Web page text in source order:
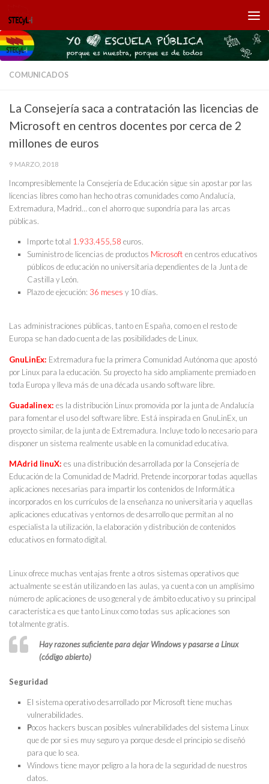
Saltar al contenido
COMUNICADOS
La Consejería saca a contratación las licencias de
Microsoft en centros docentes por cerca de 2
millones de euros
9 MARZO, 2018
Incompresiblemente la Consejería de Educación sigue sin apostar por las
licencias libres como han hecho otras comunidades como Andalucía,
Extremadura, Madrid… con el ahorro que supondría para las arcas
públicas.
Importe total 1.933.455,58 euros.
Suministro de licencias de productos Microsoft en centros educativos
públicos de educación no universitaria dependientes de la Junta de
Castilla y León.
Plazo de ejecución: 36 meses y 10 días.
Las administraciones públicas, tanto en España, como en el resto de
Europa se han dado cuenta de las posibilidades de Linux.
GnuLinEx: Extremadura fue la primera Comunidad Autónoma que apostó
por Linux para la educación. Su proyecto ha sido ampliamente premiado en
toda Europa y lleva más de una década usando software libre.
Guadalinex: es la distribución Linux promovida por la junta de Andalucía
para fomentar el uso del software libre. Está inspirada en GnuLinEx, un
proyecto similar, de la junta de Extremadura. Incluye todo lo necesario para
disponer un sistema realmente usable en la comunidad educativa.
MAdrid linuX: es una distribución desarrollada por la Consejería de
Educación de la Comunidad de Madrid. Pretende incorporar todas aquellas
aplicaciones necesarias para impartir los contenidos de Informática
incorporados en los currículos de la enseñanza no universitaria y aquellas
aplicaciones educativas y entornos de desarrollo que permitan al no
especialista la utilización, la elaboración y distribución de contenidos
educativos en formato digital.
Linux ofrece muchas ventajas frente a otros sistemas operativos que
actualmente se están utilizando en las aulas, ya cuenta con un amplísimo
número de aplicaciones de uso general y de ámbito educativo y su principal
característica es que tanto Linux como todas sus aplicaciones son
totalmente gratis.
Hay razones suficiente para dejar Windows y pasarse a Linux
(código abierto)
Seguridad
El sistema operativo desarrollado por Microsoft tiene muchas
vulnerabilidades.
Pocos hackers buscan posibles vulnerabilidades del sistema Linux
que de por si es muy seguro ya porque desde el principio se diseñó
para que lo sea.
Windows tiene mayor peligro a la hora de la seguridad de nuestros
datos.